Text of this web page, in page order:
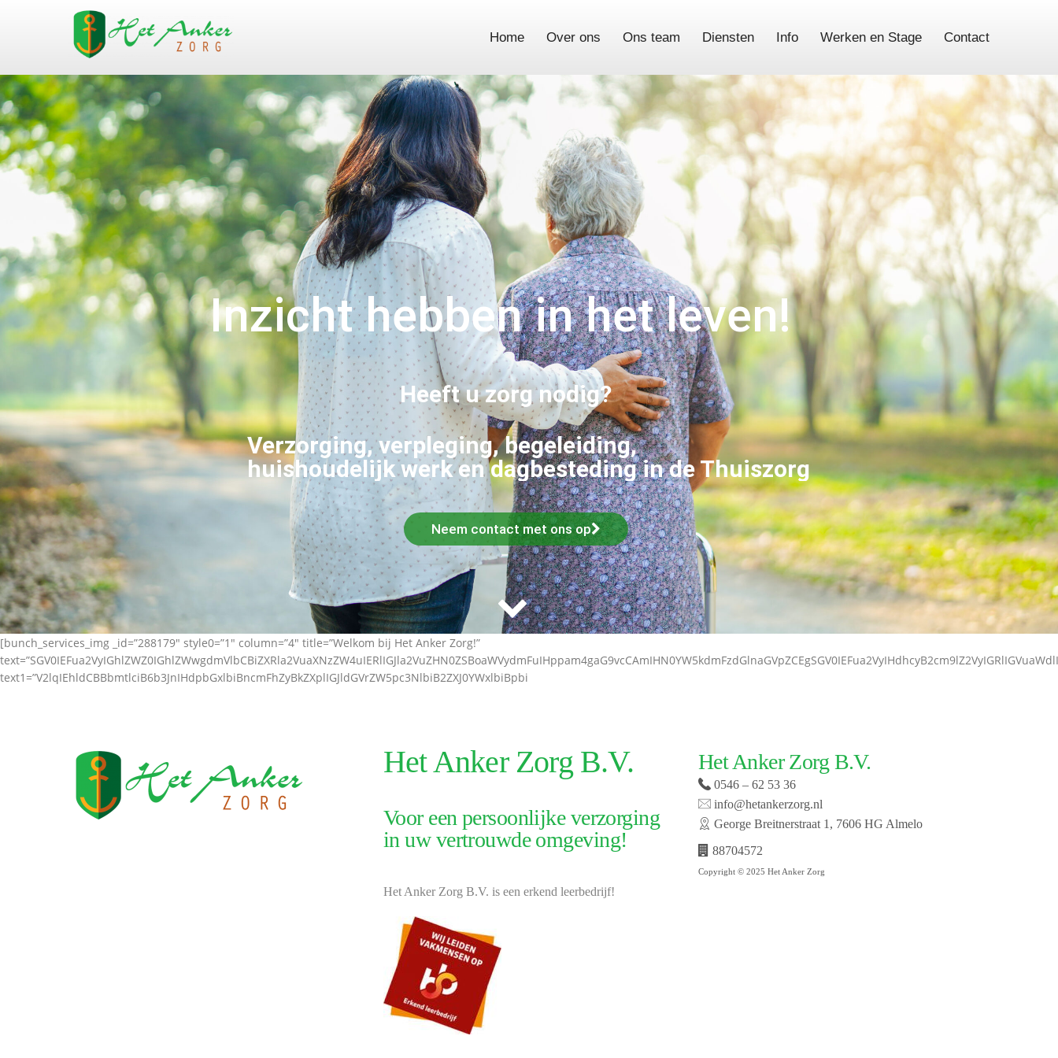
Home Over ons Ons team Diensten Info Werken en Stage Contact
Inzicht hebben in het leven!
Heeft u zorg nodig?
Verzorging, verpleging, begeleiding,
huishoudelijk werk en dagbesteding in de Thuiszorg
Neem contact met ons op
[bunch_services_img _id=”288179″ style0=”1″ column=”4″ title=”Welkom bij Het Anker Zorg!”
text1=”V2lqIEhldCBBbmtlciB6b3JnIHdpbGxlbiBncmFhZyBkZXplIGJldGVrZW5pc3NlbiB2ZXJ0YWxlbiBpbi
Het Anker Zorg B.V.
Voor een persoonlijke verzorging
in uw vertrouwde omgeving!
Het Anker Zorg B.V. is een erkend leerbedrijf!
Het Anker Zorg B.V.
0546 – 62 53 36
info@hetankerzorg.nl
George Breitnerstraat 1, 7606 HG Almelo
88704572
Copyright © 2025 Het Anker Zorg